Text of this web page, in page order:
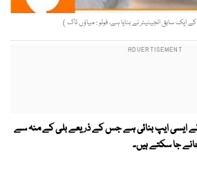
ایک سابق انجینیئر نے بنایا ہے، فوٹو : میاؤں ٹاک )
نے ایسی ایپ بنائی ہے جس کے ذریعے بلی کے منہ سے
جا سکتے ہیں۔